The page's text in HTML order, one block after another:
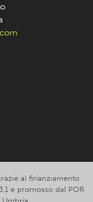
al finanziamento
e promosso dal POR